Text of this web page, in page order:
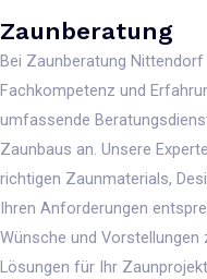
Zaunberatung
Bei Zaunberatung
Fachkompetenz und
umfassende
Zaunbaus an. Unsere
richtigen Zaunmaterials,
Ihren Anforderungen
Wünsche und Vorstellungen
Lösungen für Ihr